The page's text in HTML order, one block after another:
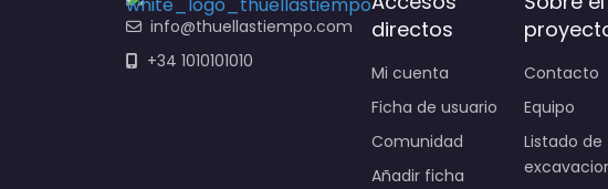
info@thuellastiempo.com
+34 1010101010
directos
Mi cuenta
Ficha de usuario
Comunidad
Añadir ficha
Contacto
Equipo
Listado de